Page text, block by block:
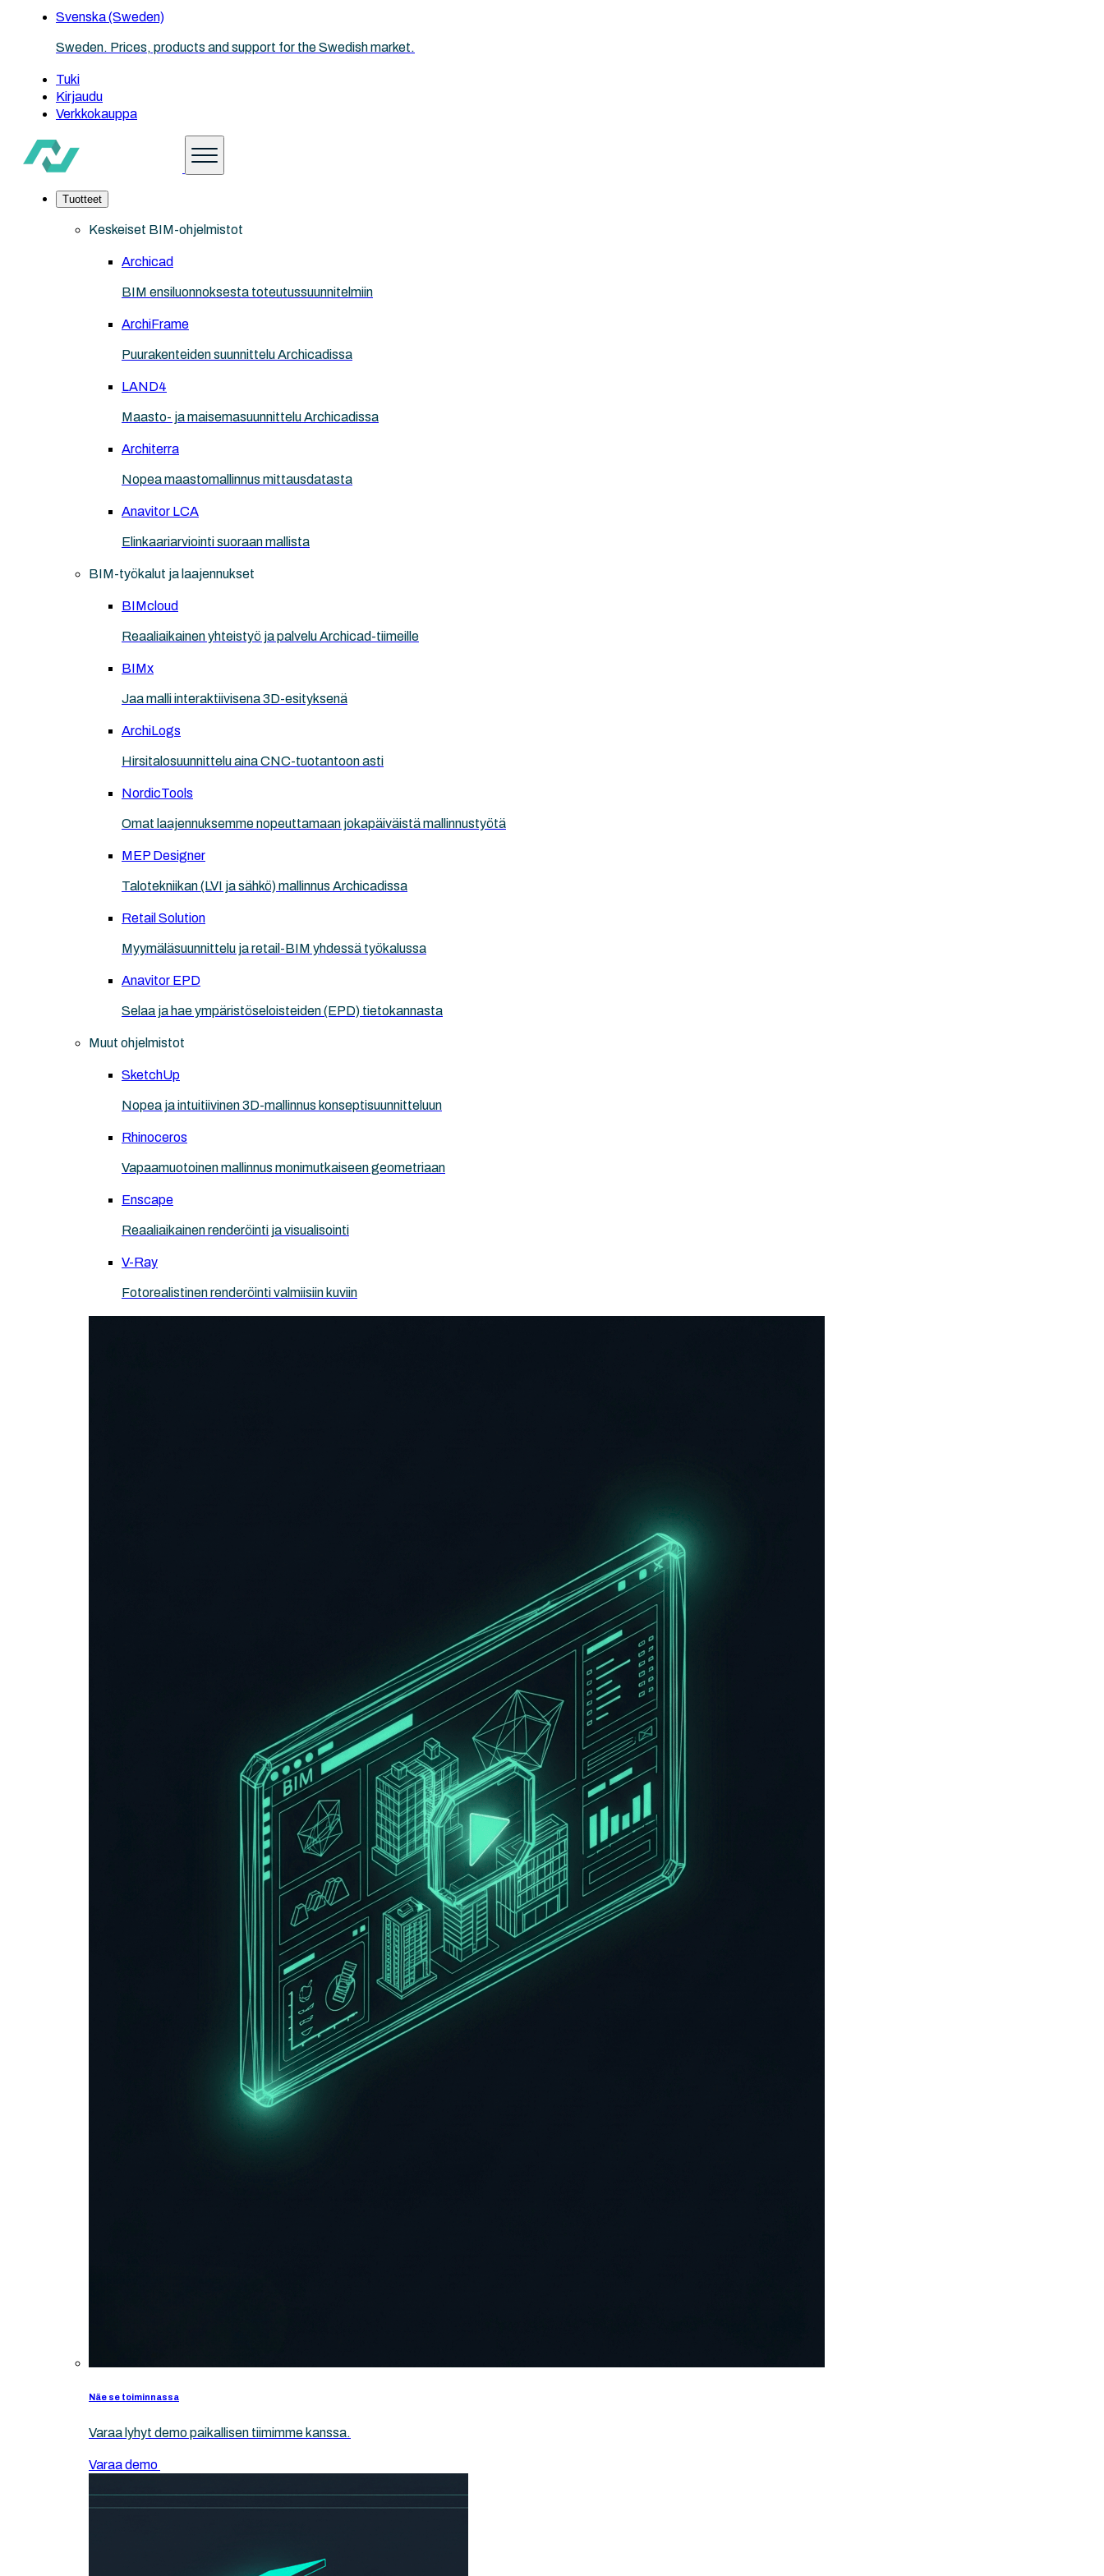
Svenska (Sweden)
Sweden. Prices, products and support for the Swedish market.
Tuki
Kirjaudu
Verkkokauppa
Tuotteet
Keskeiset BIM-ohjelmistot
Archicad
BIM ensiluonnoksesta toteutussuunnitelmiin
ArchiFrame
Puurakenteiden suunnittelu Archicadissa
LAND4
Maasto- ja maisemasuunnittelu Archicadissa
Architerra
Nopea maastomallinnus mittausdatasta
Anavitor LCA
Elinkaariarviointi suoraan mallista
BIM-työkalut ja laajennukset
BIMcloud
Reaaliaikainen yhteistyö ja palvelu Archicad-tiimeille
BIMx
Jaa malli interaktiivisena 3D-esityksenä
ArchiLogs
Hirsitalosuunnittelu aina CNC-tuotantoon asti
NordicTools
Omat laajennuksemme nopeuttamaan jokapäiväistä mallinnustyötä
MEP Designer
Talotekniikan (LVI ja sähkö) mallinnus Archicadissa
Retail Solution
Myymäläsuunnittelu ja retail-BIM yhdessä työkalussa
Anavitor EPD
Selaa ja hae ympäristöseloisteiden (EPD) tietokannasta
Muut ohjelmistot
SketchUp
Nopea ja intuitiivinen 3D-mallinnus konseptisuunnitteluun
Rhinoceros
Vapaamuotoinen mallinnus monimutkaiseen geometriaan
Enscape
Reaaliaikainen renderöinti ja visualisointi
V-Ray
Fotorealistinen renderöinti valmiisiin kuviin
Näe se toiminnassa
Varaa lyhyt demo paikallisen tiimimme kanssa.
Varaa demo